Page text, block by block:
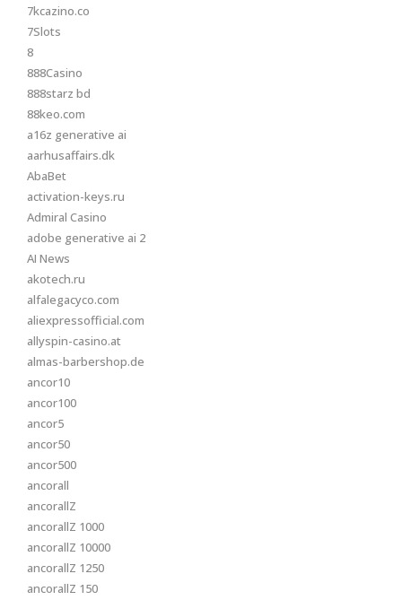
7kcazino.co
7Slots
8
888Casino
888starz bd
88keo.com
a16z generative ai
aarhusaffairs.dk
AbaBet
activation-keys.ru
Admiral Casino
adobe generative ai 2
AI News
akotech.ru
alfalegacyco.com
aliexpressofficial.com
allyspin-casino.at
almas-barbershop.de
ancor10
ancor100
ancor5
ancor50
ancor500
ancorall
ancorallZ
ancorallZ 1000
ancorallZ 10000
ancorallZ 1250
ancorallZ 150